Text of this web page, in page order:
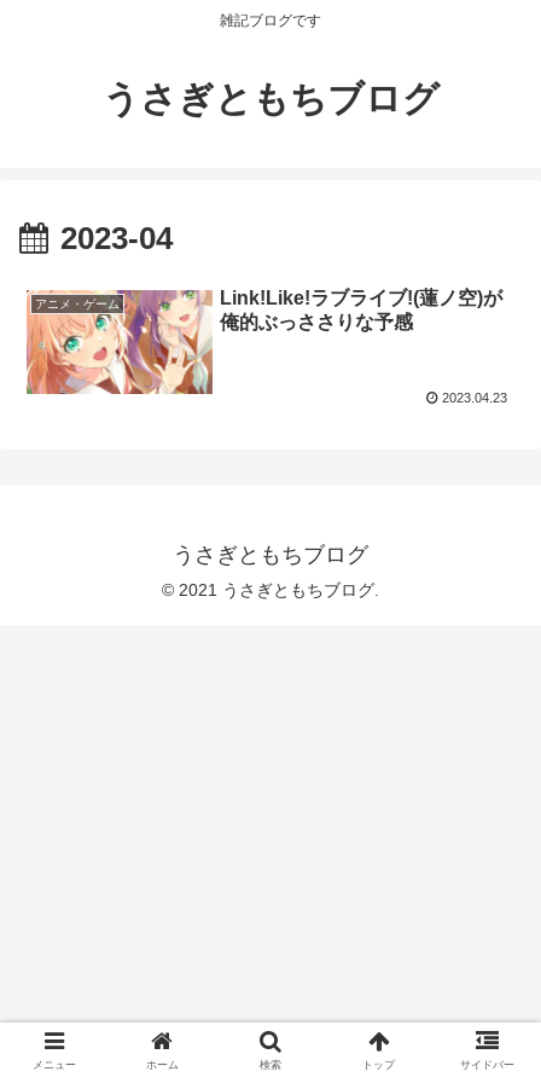
雑記ブログです
うさぎともちブログ
2023-04
アニメ・ゲーム
Link!Like!ラブライブ!(蓮ノ空)が
俺的ぶっささりな予感
2023.04.23
うさぎともちブログ
© 2021 うさぎともちブログ.
メニュー ホーム 検索 トップ サイドバー